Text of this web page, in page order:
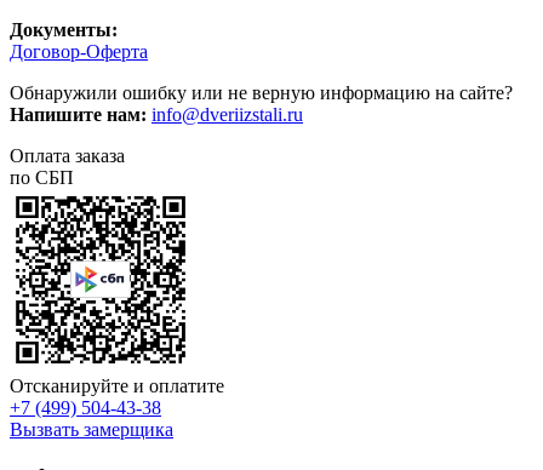
Документы:
Договор-Оферта
Обнаружили ошибку или не верную информацию на сайте?
Напишите нам: info@dveriizstali.ru
Оплата заказа
по СБП
Отсканируйте и оплатите
+7 (499) 504-43-38
Вызвать замерщика